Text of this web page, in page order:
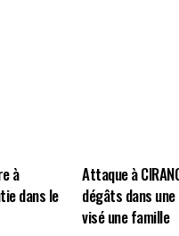
à
dans le
Attaque à
dégâts dans
visé une famille